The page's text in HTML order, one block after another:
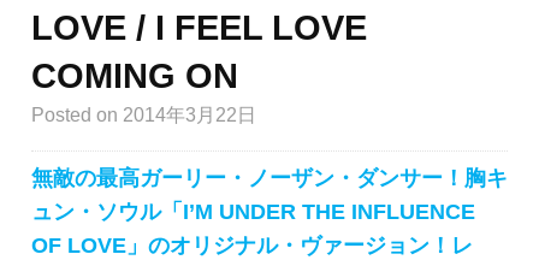
LOVE / I FEEL LOVE
COMING ON
Posted on 2014年3月22日
無敵の最高ガーリー・ノーザン・ダンサー！胸キ
ュン・ソウル「I’M UNDER THE INFLUENCE
OF LOVE」のオリジナル・ヴァージョン！レ